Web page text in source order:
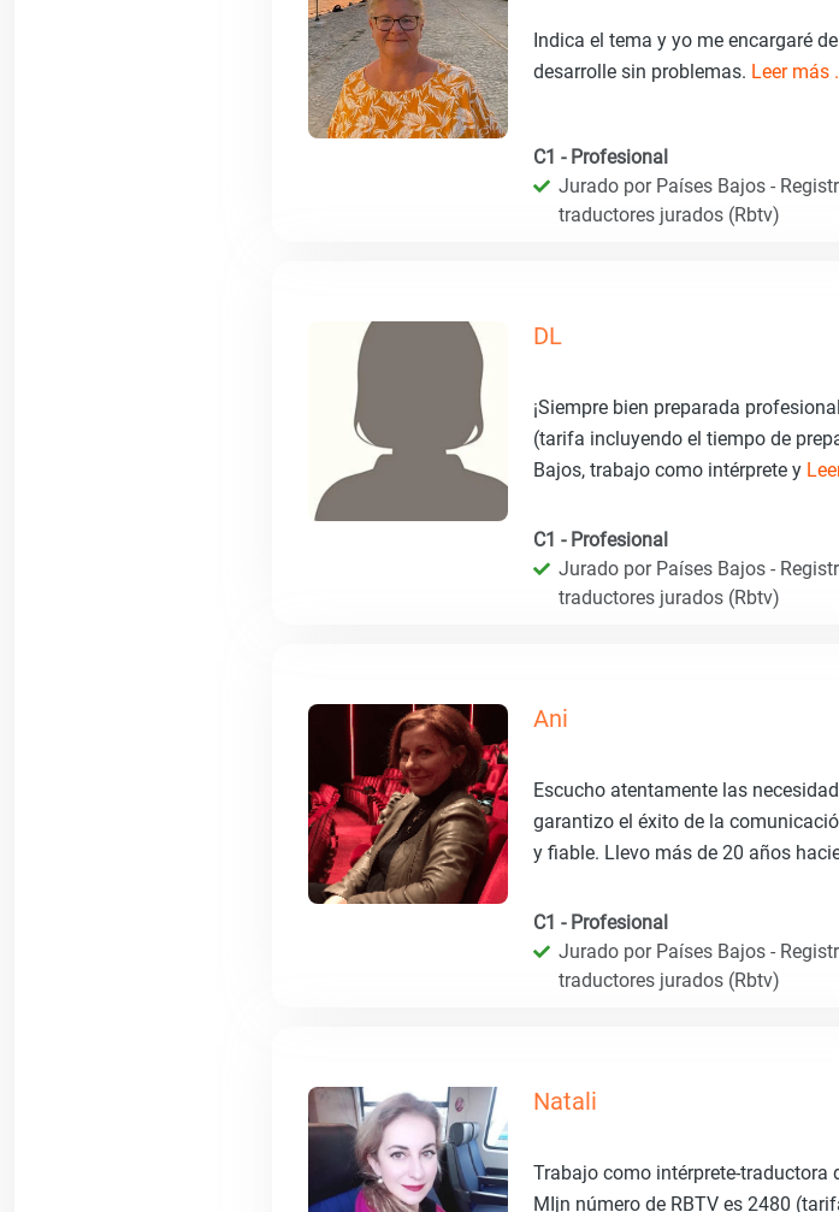
Indica el tema y yo me encargaré
desarrolle sin problemas. Leer más
C1 - Profesional
Jurado por Países Bajos -
traductores jurados (Rbtv)
DL
¡Siempre bien preparada
(tarifa incluyendo el tiempo de
Bajos, trabajo como intérprete y
C1 - Profesional
Jurado por Países Bajos -
traductores jurados (Rbtv)
Ani
Escucho atentamente las
garantizo el éxito de la
y fiable. Llevo más de 20 años
C1 - Profesional
Jurado por Países Bajos -
traductores jurados (Rbtv)
Natali
Trabajo como intérprete-traductora
MIjn número de RBTV es 2480